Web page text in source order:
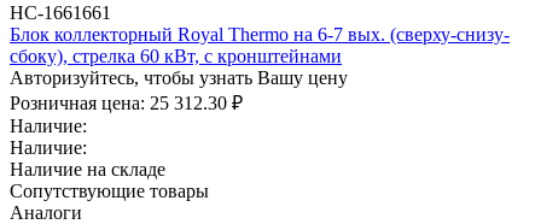
НС-1661661
Блок коллекторный Royal Thermo на 6-7 вых. (сверху-снизу-
сбоку), стрелка 60 кВт, с кронштейнами
Авторизуйтесь, чтобы узнать Вашу цену
Розничная цена: 25 312.30 ₽
Наличие:
Наличие:
Наличие на складе
Сопутствующие товары
Аналоги